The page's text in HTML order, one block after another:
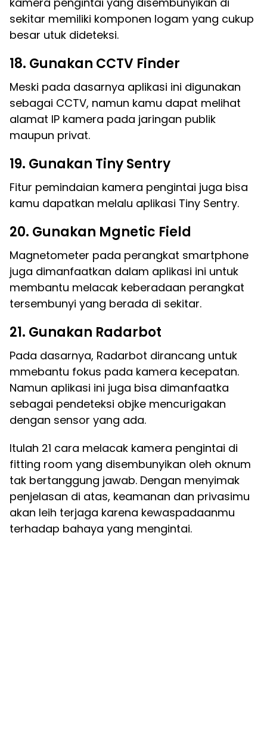
sekitar memiliki komponen logam yang cukup
besar utuk dideteksi.
18. Gunakan CCTV Finder
Meski pada dasarnya aplikasi ini digunakan
sebagai CCTV, namun kamu dapat melihat
alamat IP kamera pada jaringan publik
maupun privat.
19. Gunakan Tiny Sentry
Fitur pemindaian kamera pengintai juga bisa
kamu dapatkan melalu aplikasi Tiny Sentry.
20. Gunakan Mgnetic Field
Magnetometer pada perangkat smartphone
juga dimanfaatkan dalam aplikasi ini untuk
membantu melacak keberadaan perangkat
tersembunyi yang berada di sekitar.
21. Gunakan Radarbot
Pada dasarnya, Radarbot dirancang untuk
mmebantu fokus pada kamera kecepatan.
Namun aplikasi ini juga bisa dimanfaatka
sebagai pendeteksi objke mencurigakan
dengan sensor yang ada.
Itulah 21 cara melacak kamera pengintai di
fitting room yang disembunyikan oleh oknum
tak bertanggung jawab. Dengan menyimak
penjelasan di atas, keamanan dan privasimu
akan leih terjaga karena kewaspadaanmu
terhadap bahaya yang mengintai.